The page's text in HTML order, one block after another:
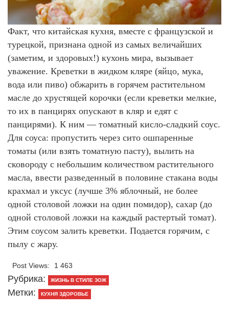
Факт, что китайская кухня, вместе с французской и
турецкой, признана одной из самых величайших
(заметим, и здоровых!) кухонь мира, вызывает
уважение. Креветки в жидком кляре (яйцо, мука,
вода или пиво) обжарить в горячем растительном
масле до хрустящей корочки (если креветки мелкие,
то их в панцирях опускают в кляр и едят с
панцирями). К ним — томатный кисло-сладкий соус.
Для соуса: пропустить через сито ошпаренные
томаты (или взять томатную пасту), вылить на
сковороду с небольшим количеством растительного
масла, ввести разведенный в половине стакана воды
крахмал и уксус (лучше 3% яблочный, не более
одной столовой ложки на один помидор), сахар (до
одной столовой ложки на каждый растертый томат).
Этим соусом залить креветки. Подается горячим, с
пылу с жару.
Post Views: 1 463
Рубрика: ЖИЗНЬ В СТИЛЕ ЗОЖ
Метки: КУХНЯ ЗДОРОВЬЕ